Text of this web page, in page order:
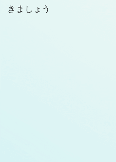
きましょう